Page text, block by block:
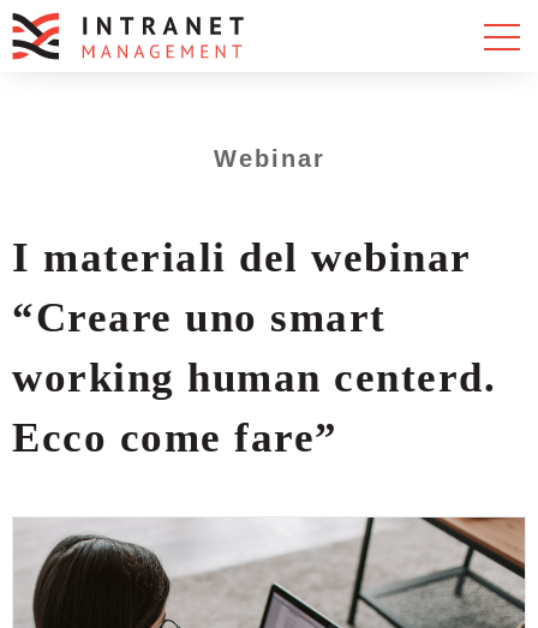
Webinar
I materiali del webinar
“Creare uno smart
working human centerd.
Ecco come fare”